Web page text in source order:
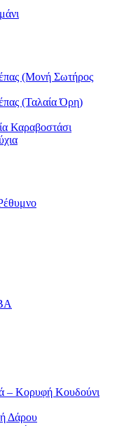
(Μονή Σωτήρος
(Ταλαία Όρη)
Καραβοστάσι
– Κορυφή Κουδούνι
Δάρου